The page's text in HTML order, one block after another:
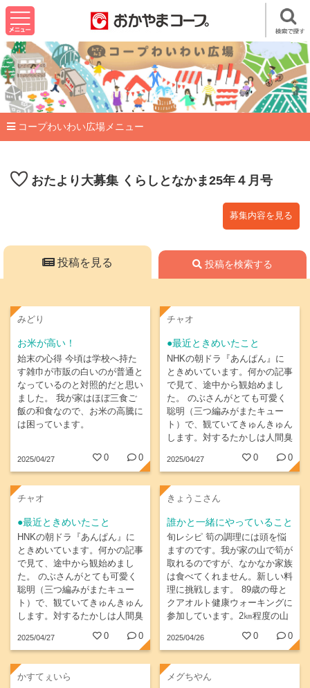
コープわいわい広場メニュー
おたより大募集 くらしとなかま25年４月号
募集内容を見る
投稿を見る 投稿を検索する
みどり
お米が高い！
始末の心得 今頃は学校へ持た
す雑巾が市販の白いのが普通と
なっているのと対照的だと思い
ました。 我が家はほぼ三食ご
飯の和食なので、お米の高騰に
は困っています。
2025/04/27 0 0
チャオ
●最近ときめいたこと
NHKの朝ドラ『あんぱん』に
ときめいています。何かの記事
で見て、途中から観始めまし
た。 のぶさんがとても可愛く
聡明（三つ編みがまたキュー
ト）で、観ていてきゅんきゅん
します。対するたかしは人間臭
クター。脇を固める俳優さんの
演技も素晴らしく、物語がどう
展開していくのか目が離せませ
ん。
2025/04/27 0 0
チャオ
●最近ときめいたこと
HNKの朝ドラ『あんぱん』に
ときめいています。何かの記事
で見て、途中から観始めまし
た。 のぶさんがとても可愛く
聡明（三つ編みがまたキュー
ト）で、観ていてきゅんきゅん
します。対するたかしは人間臭
くドジだけど、憎めないキャラ
クター。脇を固める俳優さんの
展開していくのか目が離せませ
ん。
2025/04/27 0 0
きょうこさん
誰かと一緒にやっていること
旬レシピ 筍の調理には頭を悩
ますのです。我が家の山で筍が
取れるのですが、なかなか家族
は食べてくれません。新しい料
理に挑戦します。 89歳の母と
クアオルト健康ウォーキングに
参加しています。2㎞程度の山
道を脈拍数等を自己管理しなが
ら歩きます。リーダーさんが付
おしゃべりも楽しいです。母に
とっては適度な運動と刺激にな
2025/04/26 0 0
かすてぇいら メグちやん